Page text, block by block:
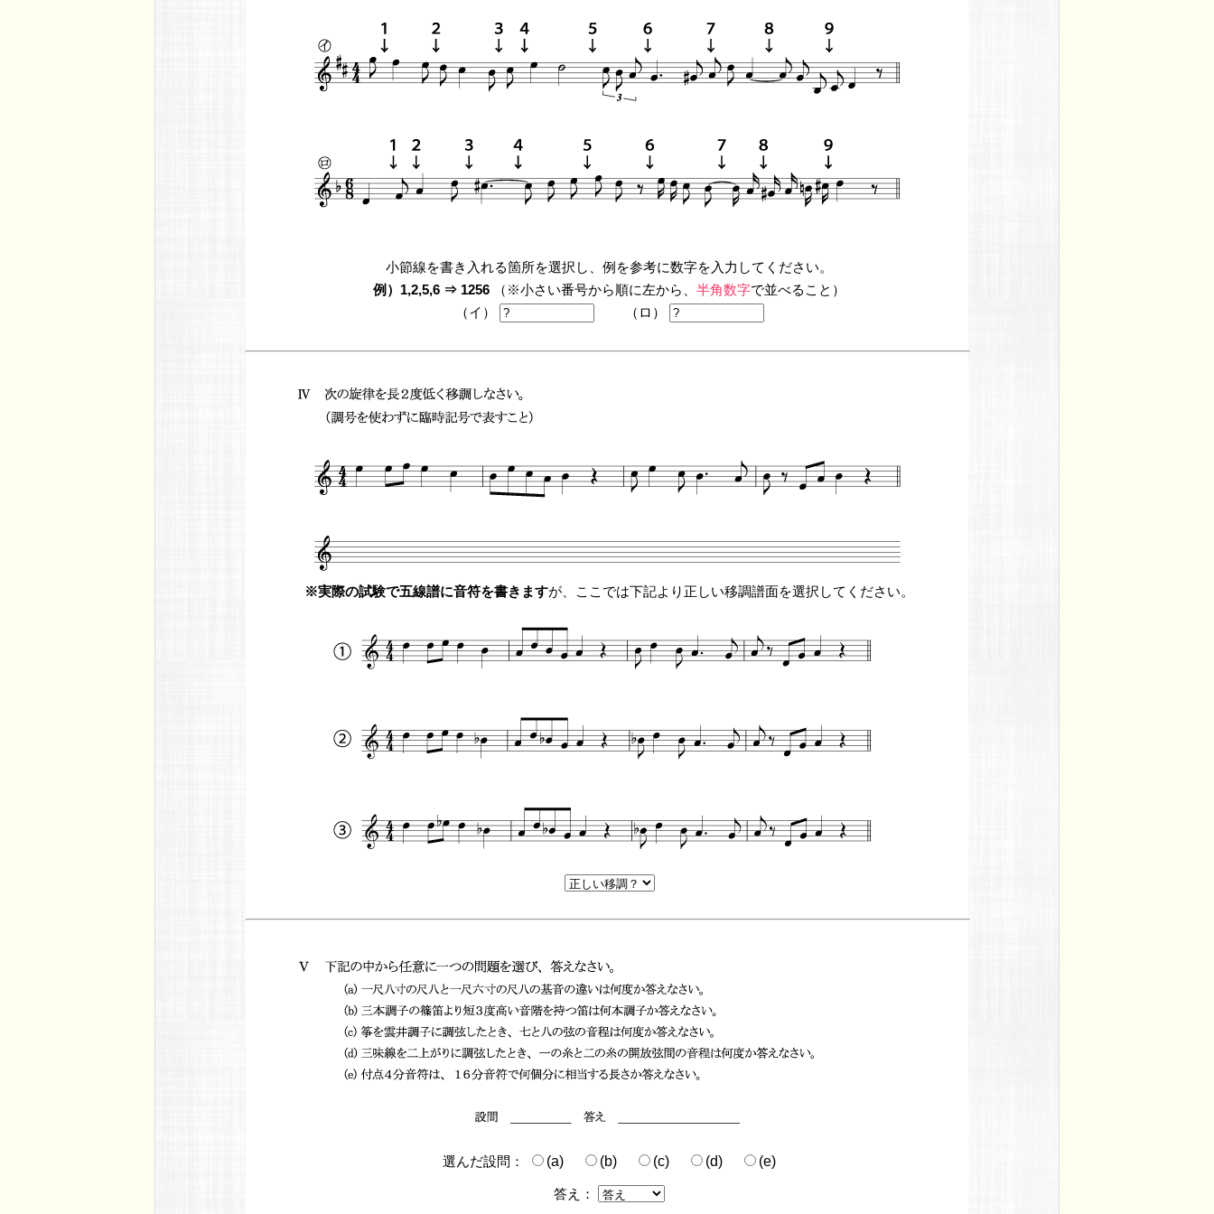
小節線を書き入れる箇所を選択し、例を参考に数字を入力してください。
例）1,2,5,6 ⇒ 1256 （※小さい番号から順に左から、 半角数字で並べること）
（イ）
（ロ）
※実際の試験で五線譜に音符を書きますが、ここでは下記より正しい移調譜面を選択してください。
選んだ設問： (a) (b) (c) (d) (e)
答え：